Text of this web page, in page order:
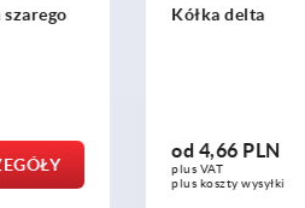
SZCZEGÓŁY